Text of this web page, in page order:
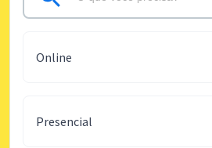
Online
Presencial